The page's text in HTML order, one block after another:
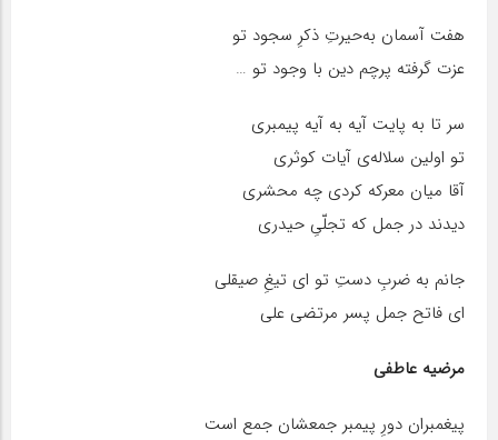
هفت آسمان به‌حیرتِ ذکرِ سجود تو
عزت گرفته‌ پرچم دین با وجود تو …
سر تا به پایت آیه به آیه پیمبری
تو اولین سلاله‌ی آیات کوثری
آقا میان معرکه کردی چه محشری
دیدند در جمل که تجلّیِ حیدری
جانم به ضربِ دستِ تو ای تیغِ صیقلی
ای فاتح جمل پسر مرتضی علی
مرضیه عاطفی
پیغمبران دورِ پیمبر جمعشان جمع است